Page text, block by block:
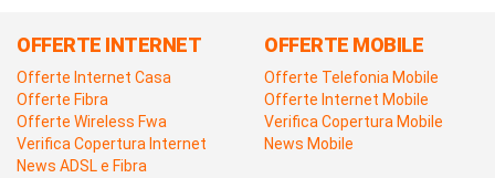
OFFERTE INTERNET
Offerte Internet Casa
Offerte Fibra
Offerte Wireless Fwa
Verifica Copertura Internet
News ADSL e Fibra
OFFERTE MOBILE
Offerte Telefonia Mobile
Offerte Internet Mobile
Verifica Copertura Mobile
News Mobile